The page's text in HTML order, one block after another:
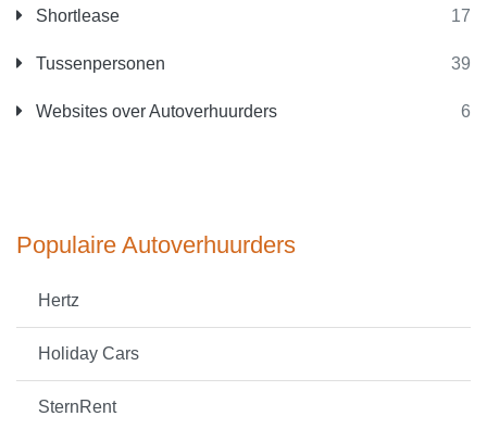
Shortlease 17
Tussenpersonen 39
Websites over Autoverhuurders 6
Populaire Autoverhuurders
Hertz
Holiday Cars
SternRent